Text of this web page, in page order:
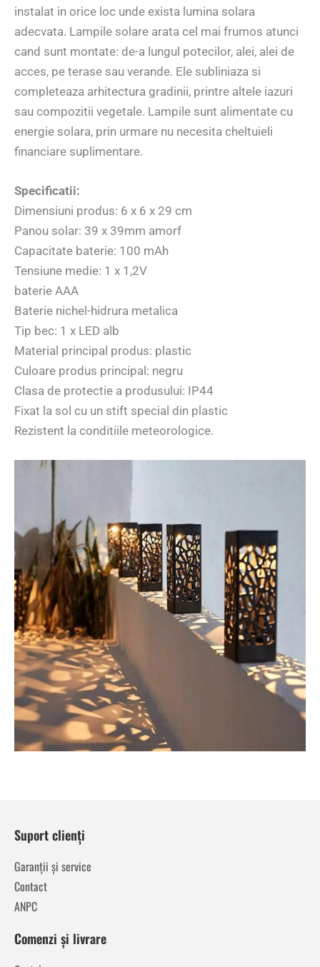
instalat in orice loc unde exista lumina solara
adecvata. Lampile solare arata cel mai frumos atunci
cand sunt montate: de-a lungul potecilor, alei, alei de
acces, pe terase sau verande. Ele subliniaza si
completeaza arhitectura gradinii, printre altele iazuri
sau compozitii vegetale. Lampile sunt alimentate cu
energie solara, prin urmare nu necesita cheltuieli
financiare suplimentare.
Specificatii:
Dimensiuni produs: 6 x 6 x 29 cm
Panou solar: 39 x 39mm amorf
Capacitate baterie: 100 mAh
Tensiune medie: 1 x 1,2V
baterie AAA
Baterie nichel-hidrura metalica
Tip bec: 1 x LED alb
Material principal produs: plastic
Culoare produs principal: negru
Clasa de protectie a produsului: IP44
Fixat la sol cu ​​un stift special din plastic
Rezistent la conditiile meteorologice.
Suport clienți
Garanții și service
Contact
ANPC
Comenzi și livrare